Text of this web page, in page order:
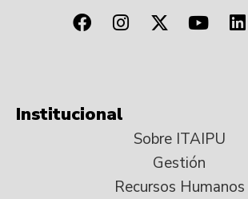
Institucional
Sobre ITAIPU
Gestión
Recursos Humanos